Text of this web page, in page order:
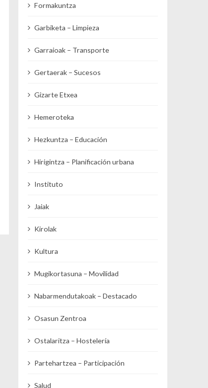
Formakuntza
Garbiketa – Limpieza
Garraioak – Transporte
Gertaerak – Sucesos
Gizarte Etxea
Hemeroteka
Hezkuntza – Educación
Hirigintza – Planificación urbana
Instituto
Jaiak
Kirolak
Kultura
Mugikortasuna – Movilidad
Nabarmendutakoak – Destacado
Osasun Zentroa
Ostalaritza – Hostelería
Partehartzea – Participación
Salud